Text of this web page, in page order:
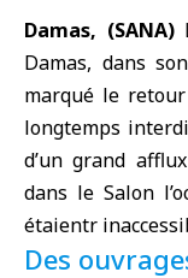
Damas, (SANA)
Damas, dans
marqué le retour
longtemps
d’un grand
dans le Salon
étaientr
Des